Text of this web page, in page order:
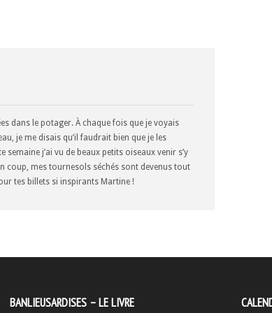
dans le potager. À chaque fois que je voyais
je me disais qu’il faudrait bien que je les
j’ai vu de beaux petits oiseaux venir s’y
coup, mes tournesols séchés sont devenus tout
tes billets si inspirants Martine !
BANLIEUSARDISES – LE LIVRE